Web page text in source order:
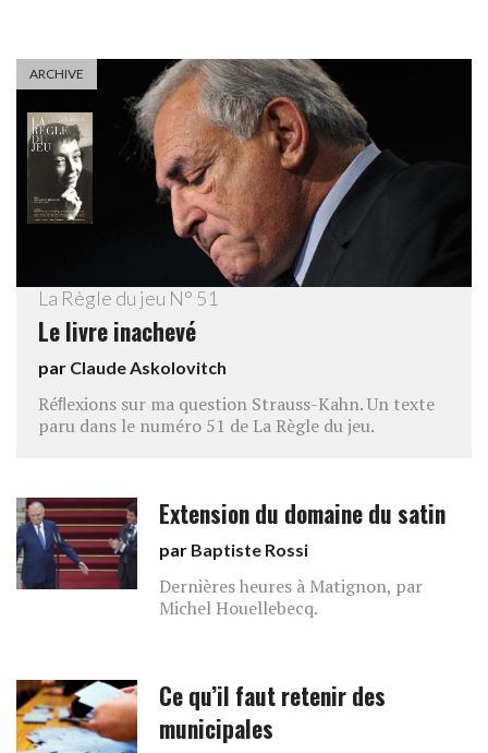
ARCHIVE
La Règle du jeu N° 51
Le livre inachevé
par Claude Askolovitch
Réﬂexions sur ma question Strauss-Kahn. Un texte
paru dans le numéro 51 de La Règle du jeu.
Extension du domaine du satin
par Baptiste Rossi
Dernières heures à Matignon, par
Michel Houellebecq.
Ce qu’il faut retenir des
municipales